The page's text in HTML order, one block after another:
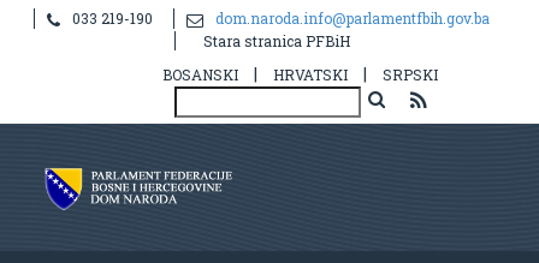
033 219-190
dom.naroda.info@parlamentfbih.gov.ba
Stara stranica PFBiH
BOSANSKI
| HRVATSKI | SRPSKI